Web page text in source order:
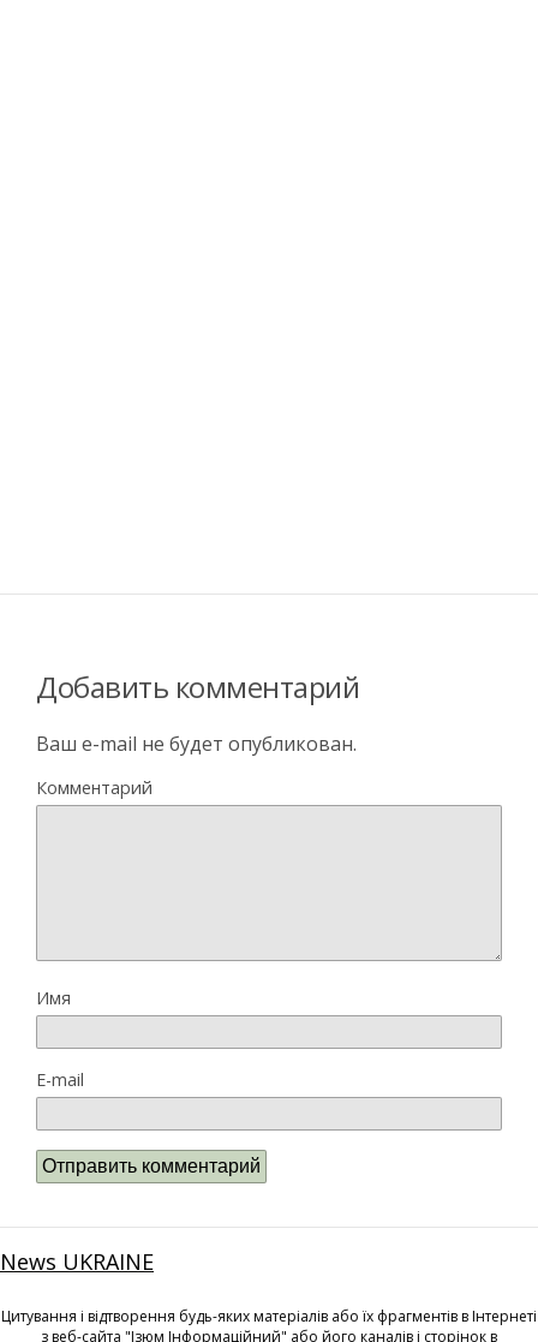
Добавить комментарий
Ваш e-mail не будет опубликован.
Комментарий
Имя
E-mail
News UKRAINE
Цитування і відтворення будь-яких матеріалів або їх фрагментів в Інтернеті
з веб-сайта "Ізюм Інформаційний" або його каналів і сторінок в